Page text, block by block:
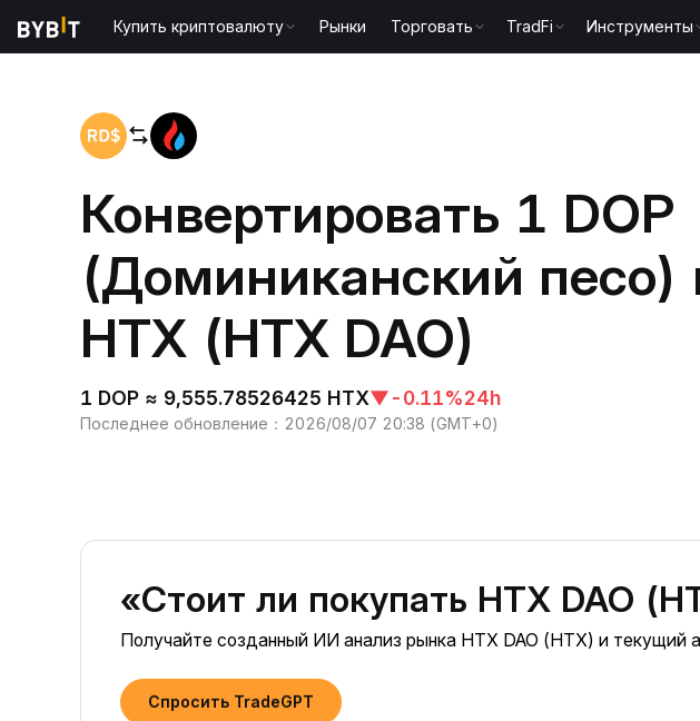
Купить криптовалюту Рынки Торговать TradFi Инструменты
Конвертировать 1 DOP
(Доминиканский песо)
HTX (HTX DAO)
1 DOP ≈ 9,555.78526425 HTX▼-0.11%24h
Последнее обновление ： 2026/08/07 20:38 (GMT+0)
«Стоит ли покупать HTX DAO
Получайте созданный ИИ анализ рынка HTX DAO (HTX) и текущий
Спросить TradeGPT